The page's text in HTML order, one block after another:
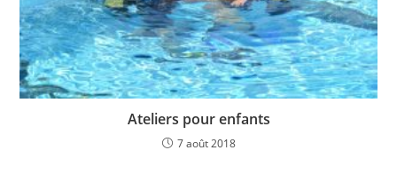
Ateliers pour enfants
7 août 2018